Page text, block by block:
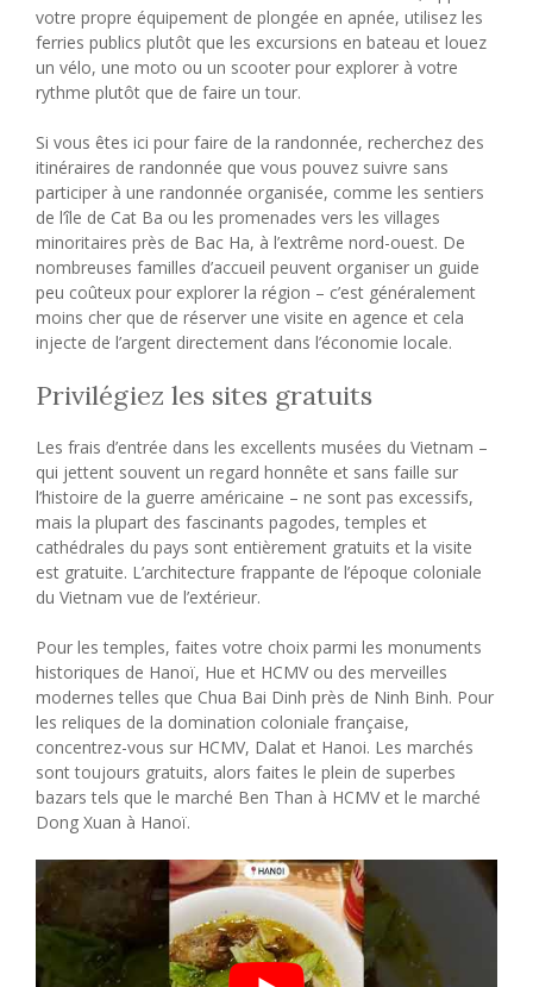
votre propre équipement de plongée en apnée, utilisez les
ferries publics plutôt que les excursions en bateau et louez
un vélo, une moto ou un scooter pour explorer à votre
rythme plutôt que de faire un tour.
Si vous êtes ici pour faire de la randonnée, recherchez des
itinéraires de randonnée que vous pouvez suivre sans
participer à une randonnée organisée, comme les sentiers
de l’île de Cat Ba ou les promenades vers les villages
minoritaires près de Bac Ha, à l’extrême nord-ouest. De
nombreuses familles d’accueil peuvent organiser un guide
peu coûteux pour explorer la région – c’est généralement
moins cher que de réserver une visite en agence et cela
injecte de l’argent directement dans l’économie locale.
Privilégiez les sites gratuits
Les frais d’entrée dans les excellents musées du Vietnam –
qui jettent souvent un regard honnête et sans faille sur
l’histoire de la guerre américaine – ne sont pas excessifs,
mais la plupart des fascinants pagodes, temples et
cathédrales du pays sont entièrement gratuits et la visite
est gratuite. L’architecture frappante de l’époque coloniale
du Vietnam vue de l’extérieur.
Pour les temples, faites votre choix parmi les monuments
historiques de Hanoï, Hue et HCMV ou des merveilles
modernes telles que Chua Bai Dinh près de Ninh Binh. Pour
les reliques de la domination coloniale française,
concentrez-vous sur HCMV, Dalat et Hanoi. Les marchés
sont toujours gratuits, alors faites le plein de superbes
bazars tels que le marché Ben Than à HCMV et le marché
Dong Xuan à Hanoï.